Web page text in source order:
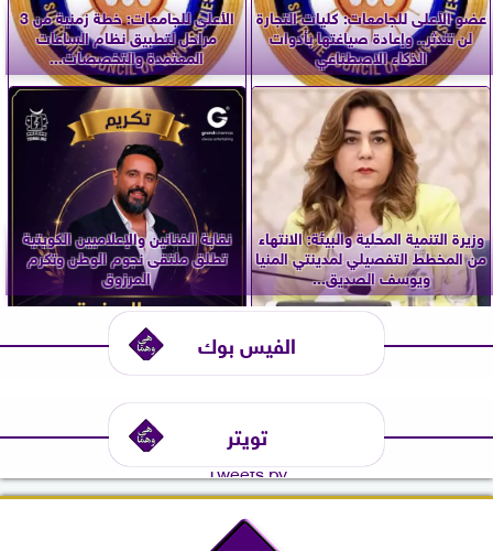
عضو الأعلى للجامعات: كليات التجارة
لن تندثر.. وإعادة صياغتها بأدوات
الذكاء الاصطناعي
الأعلى للجامعات: خطة زمنية من 3
مراحل لتطبيق نظام الساعات
المعتمدة والتخصصات...
وزيرة التنمية المحلية والبيئة: الانتهاء
من المخطط التفصيلي لمدينتي المنيا
ويوسف الصديق...
نقابة الفنانين والإعلاميين الكويتية
تطلق ملتقى نجوم الوطن وتكرم
المرزوق
الفيس بوك
تويتر
Tweets by